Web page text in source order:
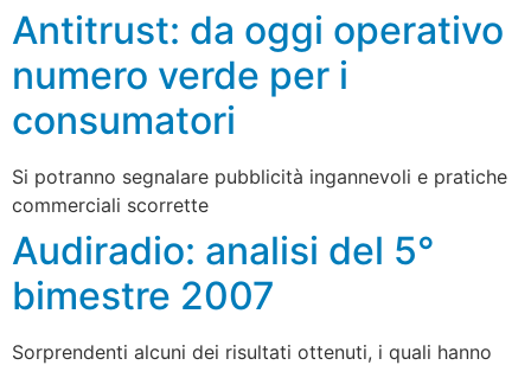
Antitrust: da oggi operativo
numero verde per i
consumatori
Si potranno segnalare pubblicità ingannevoli e pratiche
commerciali scorrette
Audiradio: analisi del 5°
bimestre 2007
Sorprendenti alcuni dei risultati ottenuti, i quali hanno